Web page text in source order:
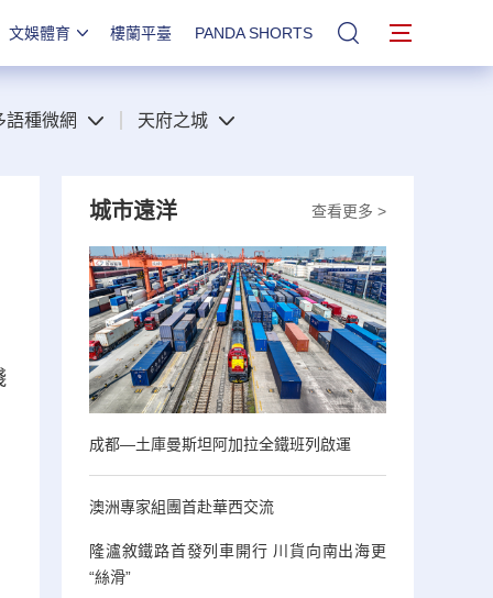
文娛體育 樓蘭平臺 PANDA SHORTS 站內搜索
語種微網 天府之城
查看更多 >
城市遠洋
成都—土庫曼斯坦阿加拉全鐵班列啟運
澳洲專家組團首赴華西交流
隆瀘敘鐵路首發列車開行 川貨向南出海更
“絲滑”